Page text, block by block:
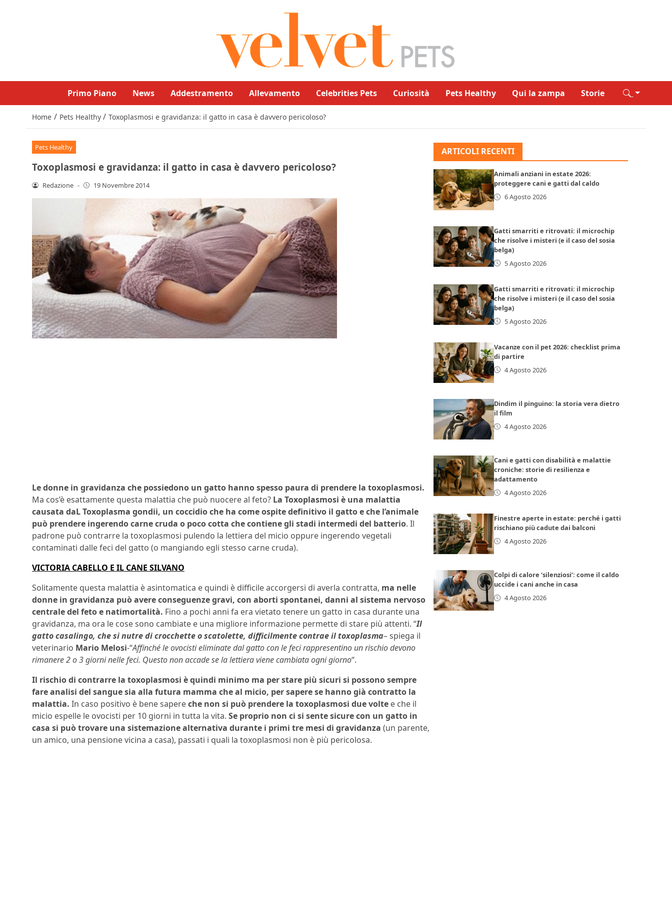
Primo Piano News Addestramento Allevamento Celebrities Pets Curiosità Pets Healthy Qui la zampa Storie
Home / Pets Healthy / Toxoplasmosi e gravidanza: il gatto in casa è davvero pericoloso?
Pets Healthy
Toxoplasmosi e gravidanza: il gatto in casa è davvero pericoloso?
Redazione - 19 Novembre 2014
Le donne in gravidanza che possiedono un gatto hanno spesso paura di prendere la toxoplasmosi.
Ma cos’è esattamente questa malattia che può nuocere al feto? La Toxoplasmosi è una malattia
causata daL Toxoplasma gondii, un coccidio che ha come ospite definitivo il gatto e che l’animale
può prendere ingerendo carne cruda o poco cotta che contiene gli stadi intermedi del batterio. Il
padrone può contrarre la toxoplasmosi pulendo la lettiera del micio oppure ingerendo vegetali
contaminati dalle feci del gatto (o mangiando egli stesso carne cruda).
VICTORIA CABELLO E IL CANE SILVANO
Solitamente questa malattia è asintomatica e quindi è difficile accorgersi di averla contratta, ma nelle
donne in gravidanza può avere conseguenze gravi, con aborti spontanei, danni al sistema nervoso
centrale del feto e natimortalità. Fino a pochi anni fa era vietato tenere un gatto in casa durante una
gravidanza, ma ora le cose sono cambiate e una migliore informazione permette di stare più attenti. “Il
gatto casalingo, che si nutre di crocchette o scatolette, difficilmente contrae il toxoplasma– spiega il
veterinario Mario Melosi-“Affinché le ovocisti eliminate dal gatto con le feci rappresentino un rischio devono
rimanere 2 o 3 giorni nelle feci. Questo non accade se la lettiera viene cambiata ogni giorno“.
Il rischio di contrarre la toxoplasmosi è quindi minimo ma per stare più sicuri si possono sempre
fare analisi del sangue sia alla futura mamma che al micio, per sapere se hanno già contratto la
malattia. In caso positivo è bene sapereche non si può prendere la toxoplasmosi due volte e che il
micio espelle le ovocisti per 10 giorni in tutta la vita. Se proprio non ci si sente sicure con un gatto in
casa si può trovare una sistemazione alternativa durante i primi tre mesi di gravidanza (un parente,
un amico, una pensione vicina a casa), passati i quali la toxoplasmosi non è più pericolosa.
ARTICOLI RECENTI
Animali anziani in estate 2026:
proteggere cani e gatti dal caldo
6 Agosto 2026
Gatti smarriti e ritrovati: il microchip
che risolve i misteri (e il caso del sosia
belga)
5 Agosto 2026
Gatti smarriti e ritrovati: il microchip
che risolve i misteri (e il caso del sosia
belga)
5 Agosto 2026
Vacanze con il pet 2026: checklist prima
di partire
4 Agosto 2026
Dindim il pinguino: la storia vera dietro
il film
4 Agosto 2026
Cani e gatti con disabilità e malattie
croniche: storie di resilienza e
adattamento
4 Agosto 2026
Finestre aperte in estate: perché i gatti
rischiano più cadute dai balconi
4 Agosto 2026
Colpi di calore ‘silenziosi’: come il caldo
uccide i cani anche in casa
4 Agosto 2026